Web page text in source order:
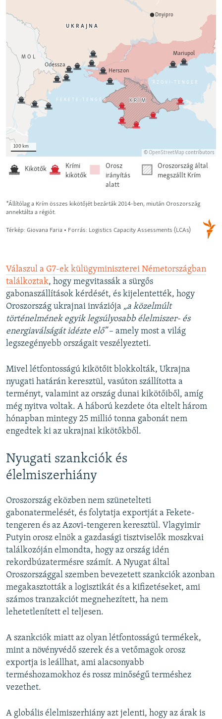
Válaszul a G7-ek külügyminiszterei Németországban
találkoztak, hogy megvitassák a sürgős
gabonaszállítások kérdését, és kijelentették, hogy
Oroszország ukrajnai inváziója „a közelmúlt
történelmének egyik legsúlyosabb élelmiszer- és
energiaválságát idézte elő”– amely most a világ
legszegényebb országait veszélyezteti.
Mivel létfontosságú kikötőit blokkolták, Ukrajna
nyugati határán keresztül, vasúton szállította a
terményt, valamint az ország dunai kikötőiből, amíg
még nyitva voltak. A háború kezdete óta eltelt három
hónapban mintegy 25 millió tonna gabonát nem
engedtek ki az ukrajnai kikötőkből.
Nyugati szankciók és
élelmiszerhiány
Oroszország eközben nem szünetelteti
gabonatermelését, és folytatja exportját a Fekete-
tengeren és az Azovi-tengeren keresztül. Vlagyimir
Putyin orosz elnök a gazdasági tisztviselők moszkvai
találkozóján elmondta, hogy az ország idén
rekordbúzatermésre számít. A Nyugat által
Oroszországgal szemben bevezetett szankciók azonban
megakasztották a logisztikát és a kifizetéseket, ami
számos tranzakciót megnehezített, ha nem
lehetetlenített el teljesen.
A szankciók miatt az olyan létfontosságú termékek,
mint a növényvédő szerek és a vetőmagok orosz
exportja is leállhat, ami alacsonyabb
terméshozamokhoz és rossz minőségű terméshez
vezethet.
A globális élelmiszerhiány azt jelenti, hogy az árak is